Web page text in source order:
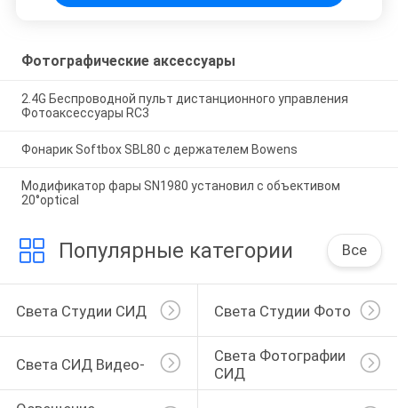
Фотографические аксессуары
2.4G Беспроводной пульт дистанционного управления
Фотоаксессуары RC3
Фонарик Softbox SBL80 с держателем Bowens
Модификатор фары SN1980 установил с объективом
20°optical
Популярные категории Все
Света Студии СИД Света Студии Фото
Света СИД Видео-
Света Фотографии
СИД